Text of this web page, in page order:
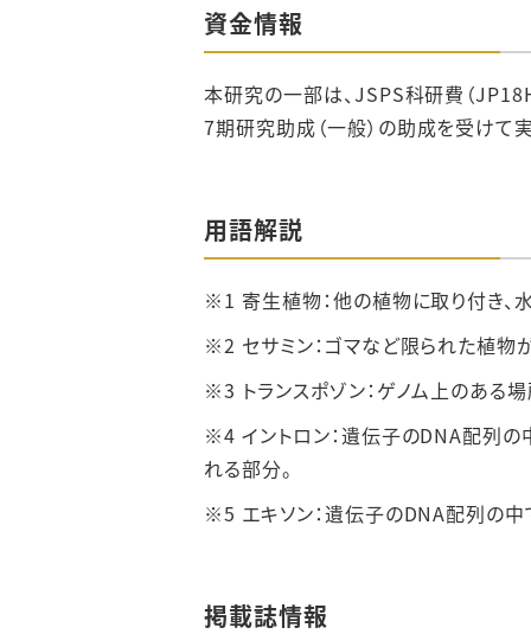
資金情報
本研究の一部は、JSPS科研費（
7期研究助成（一般）の助成を受けて
用語解説
※1 寄生植物：他の植物に取り付き、
※2 セサミン：ゴマなど限られた植物
※3 トランスポゾン：ゲノム上のある
※4 イントロン：遺伝子のDNA配列の
れる部分。
※5 エキソン：遺伝子のDNA配列の中
掲載誌情報